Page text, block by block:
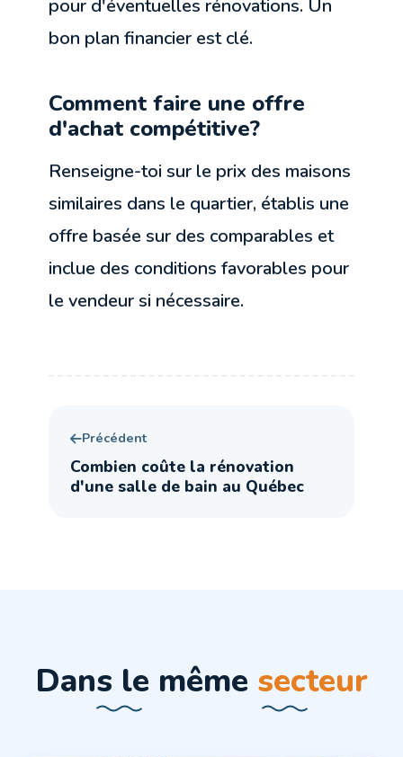
pour d'éventuelles rénovations. Un
bon plan financier est clé.
Comment faire une offre
d'achat compétitive?
Renseigne-toi sur le prix des maisons
similaires dans le quartier, établis une
offre basée sur des comparables et
inclue des conditions favorables pour
le vendeur si nécessaire.
Précédent
Combien coûte la rénovation
d'une salle de bain au Québec
Dans le même secteur